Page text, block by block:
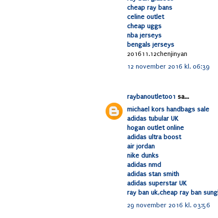
cheap ray bans
celine outlet
cheap uggs
nba jerseys
bengals jerseys
201611.12chenjinyan
12 november 2016 kl. 06:39
raybanoutlet001 sa...
michael kors handbags sale
adidas tubular UK
hogan outlet online
adidas ultra boost
air jordan
nike dunks
adidas nmd
adidas stan smith
adidas superstar UK
ray ban uk,cheap ray ban
29 november 2016 kl. 03:56